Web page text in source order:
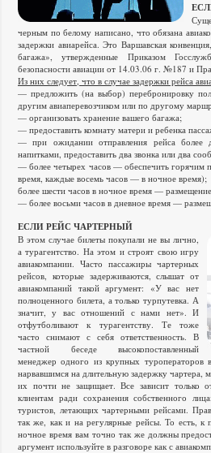
черным по белому написано, что обязана
задержки авиарейса. Это Варшавская
багажа», утвержденные Приказом
безопасности авиации от 14.03.06 г. №187 и
Из них следует, что в случае задержки рейса
— предложить (на выбор) перебронировку
другим авиаперевозчиком или по другому
— организовать хранение вашего багажа;
— предоставить комнату матери и ребенка
— при ожидании отправления рейса более
напитками, предоставить два звонка или два
— более четырех часов — обеспечить горячим
время, каждые восемь часов — в ночное время);
более шести часов в ночное время —
— более восьми часов в дневное время —
ЕСЛИ РЕЙС ЧАРТЕРНЫЙ
В этом случае билеты покупали не вы лично,
а турагентство. На этом и строят свою игру
авиакомпании. Часто пассажиры чартерных
рейсов, которые задерживаются, слышат от
авиакомпаний такой аргумент: «У вас нет
полноценного билета, а только турпутевка. А
значит, у вас отношений с нами нет». И
отфутболивают к турагентству. Те тоже
часто снимают с себя ответственность. В
частной беседе высокопоставленный
менеджер одного из крупных туроператоров
нарвавшимся на длительную задержку чартера,
их почти не защищает. Все зависит только
клиентам ради сохранения собственного
туристов, летающих чартерными рейсами.
так же, как и на регулярные рейсы. То есть, к
ночное время вам точно так же должны
аргумент используйте в разговоре как с